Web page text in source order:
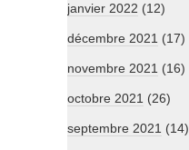
janvier 2022 (12)
décembre 2021 (17)
novembre 2021 (16)
octobre 2021 (26)
septembre 2021 (14)